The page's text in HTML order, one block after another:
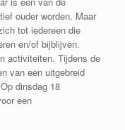
ouder worden. Maar
tot iedereen die
en/of bijblijven.
activiteiten. Tijdens de
van een uitgebreid
dinsdag 18
een